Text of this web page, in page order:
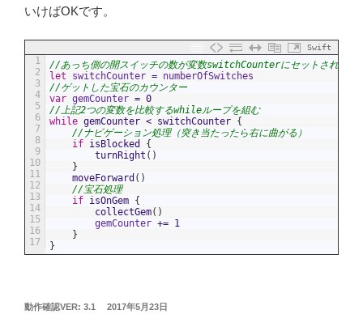
いけばOKです。
Swift
1
2
3
4
5
6
7
8
9
10
11
12
13
14
15
16
17
//あっち側の開スイッチの数が変数switchCounterにセットされる
let
switchCounter = numberOfSwitches
//ゲットした宝石のカウンター
var gemCounter = 0
//上記2つの変数を比較するwhileループを組む
while gemCounter < switchCounter {
//ナビゲーション処理（突き当たったら右に曲がる）
if isBlocked
{
turnRight ( )
}
moveForward ( )
//宝石処理
if isOnGem {
collectGem( )
gemCounter += 1
}
}
動作確認VER: 3.1
投
2017年5月23日